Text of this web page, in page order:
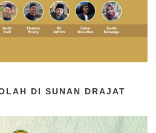
DI SUNAN DRAJAT